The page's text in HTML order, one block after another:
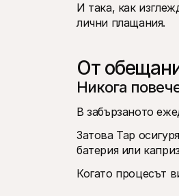
И така, как
лични плащания.
От
Никога
В забързаното
Затова Tap
батерия или
Когато процесът